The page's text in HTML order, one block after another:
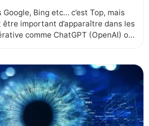
Bing etc… c’est Top, mais
être important d’apparaître dans les
comme ChatGPT (OpenAI) ou
(Generative Engine Optimization),
les Américains. Voici les […]